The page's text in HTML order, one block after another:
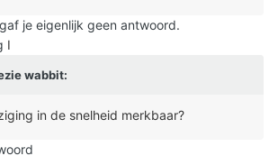
je eigenlijk geen antwoord.
I
wabbit:
in de snelheid merkbaar?